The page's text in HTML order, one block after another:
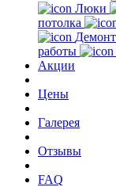
Люки
потолка
работы
Акции
Цены
Галерея
Отзывы
FAQ